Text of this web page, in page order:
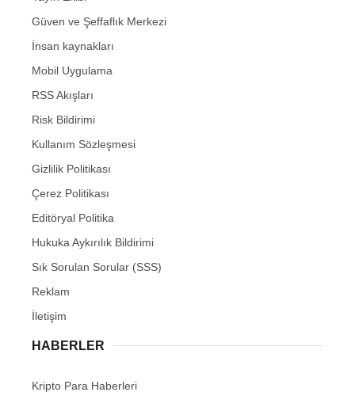
Güven ve Şeffaflık Merkezi
İnsan kaynakları
Mobil Uygulama
RSS Akışları
Risk Bildirimi
Kullanım Sözleşmesi
Gizlilik Politikası
Çerez Politikası
Editöryal Politika
Hukuka Aykırılık Bildirimi
Sık Sorulan Sorular (SSS)
Reklam
İletişim
HABERLER
Kripto Para Haberleri